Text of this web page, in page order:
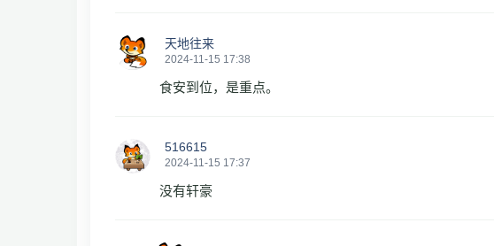
天地往来
2024-11-15 17:38
食安到位，是重点。
516615
2024-11-15 17:37
没有轩豪